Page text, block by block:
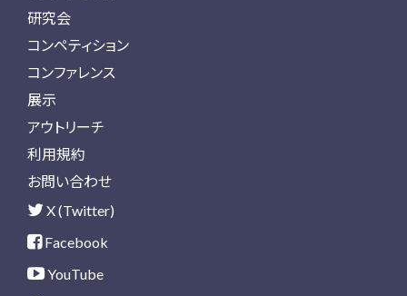
研究会
コンペティション
コンファレンス
展示
アウトリーチ
利用規約
お問い合わせ
X (Twitter)
Facebook
YouTube